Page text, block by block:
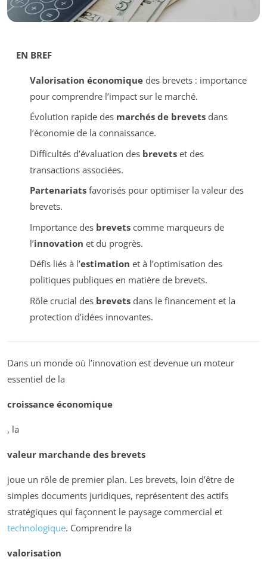
EN BREF
Valorisation économiquedes brevets : importance
pour comprendre l’impact sur le marché.
Évolution rapide des marchés de brevetsdans
l’économie de la connaissance.
Difficultés d’évaluation des brevetset des
transactions associées.
Partenariatsfavorisés pour optimiser la valeur des
brevets.
Importance des brevetscomme marqueurs de
l’innovation et du progrès.
Défis liés à l’estimation et à l’optimisation des
politiques publiques en matière de brevets.
Rôle crucial des brevetsdans le financement et la
protection d’idées innovantes.
Dans un monde où l’innovation est devenue un moteur
essentiel de la
croissance économique
, la
valeur marchande des brevets
joue un rôle de premier plan. Les brevets, loin d’être de
simples documents juridiques, représentent des actifs
stratégiques qui façonnent le paysage commercial et
technologique. Comprendre la
valorisation